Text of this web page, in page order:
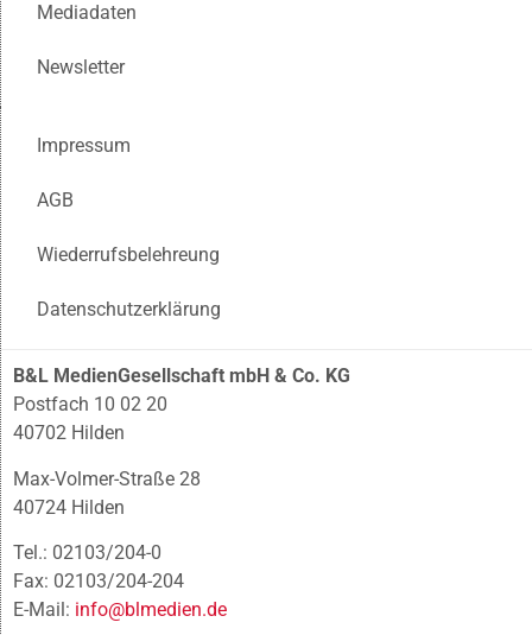
Mediadaten
Newsletter
Impressum
AGB
Wiederrufsbelehreung
Datenschutzerklärung
B&L MedienGesellschaft mbH & Co. KG
Postfach 10 02 20
40702 Hilden
Max-Volmer-Straße 28
40724 Hilden
Tel.: 02103/204-0
Fax: 02103/204-204
E-Mail: info@blmedien.de